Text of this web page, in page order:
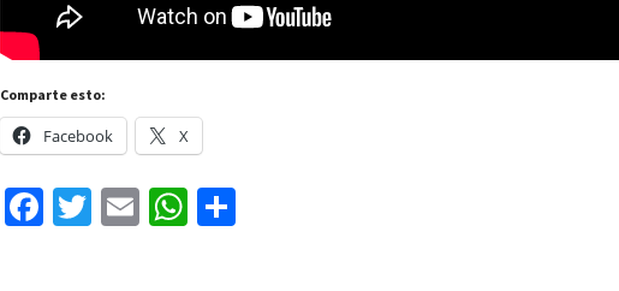
Comparte esto:
Facebook X
Facebook
Twitter
EmailWhatsApp